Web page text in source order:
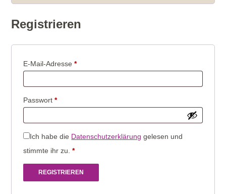
Registrieren
E-Mail-Adresse*Erforderlich
Passwort*Erforderlich
Ich habe die Datenschutzerklärung gelesen und
stimmte ihr zu. *
REGISTRIEREN